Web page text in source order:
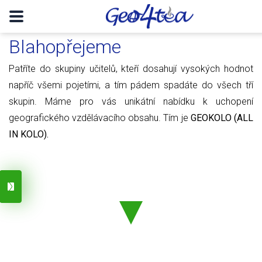
Blahopřejeme
Patříte do skupiny učitelů, kteří dosahují vysokých hodnot
napříč všemi pojetími, a tím pádem spadáte do všech tří
skupin. Máme pro vás unikátní nabídku k uchopení
geografického vzdělávacího obsahu. Tím je GEOKOLO (ALL
IN KOLO).